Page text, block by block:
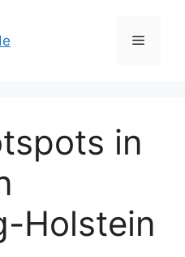
Menü
in
Holstein